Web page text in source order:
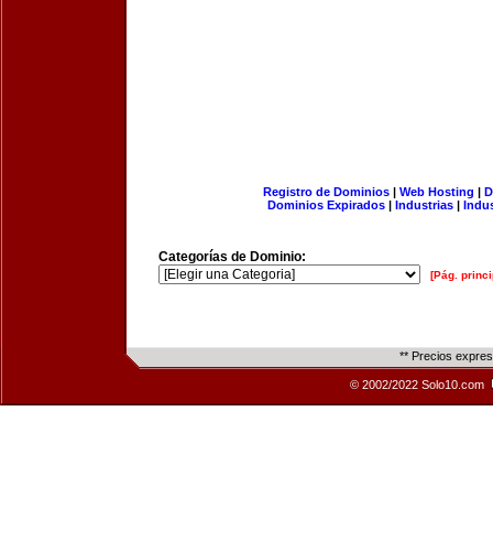
Registro de Dominios| Web Hosting |
Dominios Expirados | Industrias |
Categorías de Dominio:
[Pág.
** Precios
© 2002/2022 Solo10.com